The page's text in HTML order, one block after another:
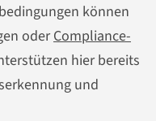
können
oderCompliance-
hier bereits
und